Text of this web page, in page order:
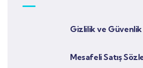
Gizlilik ve Güvenlik
Mesafeli Satış